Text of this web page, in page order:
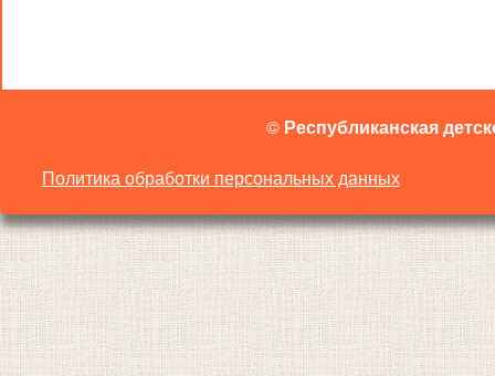
© Республиканская
Политика обработки персональных данных